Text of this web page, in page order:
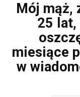
Mój mąż,
25 lat,
miesiące
w